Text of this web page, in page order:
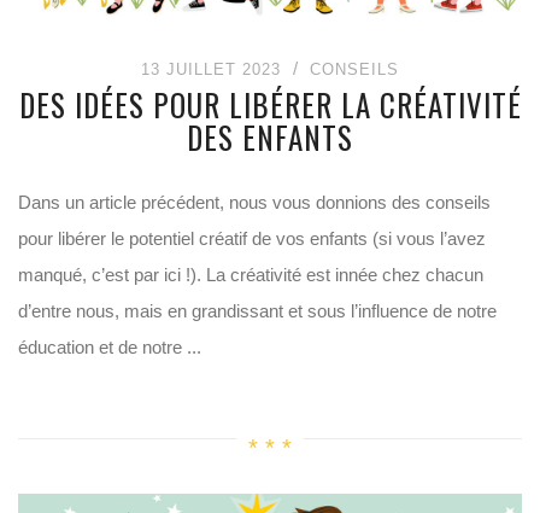
13 JUILLET 2023 CONSEILS
DES IDÉES POUR LIBÉRER LA CRÉATIVITÉ
DES ENFANTS
Dans un article précédent, nous vous donnions des conseils
pour libérer le potentiel créatif de vos enfants (si vous l’avez
manqué, c’est par ici !). La créativité est innée chez chacun
d’entre nous, mais en grandissant et sous l’influence de notre
éducation et de notre ...